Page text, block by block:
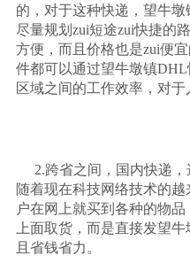
的，对于这种快递，望牛墩
尽量规划 zui短途zui快捷的
方便，而且价格也是zui便
件都可以通过望牛墩镇DHL
区域之间的工作效率，对于
2.跨省之间，国内快递，
随着现在科技网络技术的
户在网上就买到各种的物
上面取货，而是直接发望牛
且省钱省力。